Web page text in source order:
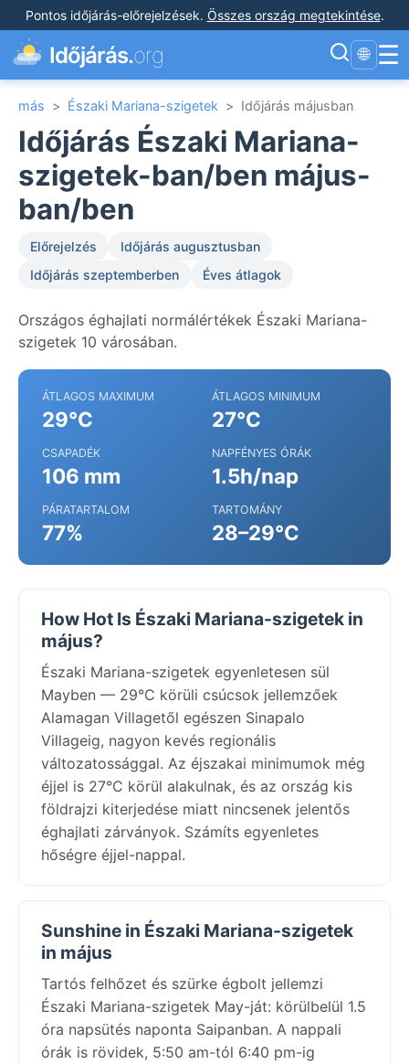
Pontos időjárás-előrejelzések. Összes ország megtekintése.
Időjárás.org 🌐 ☰
más > Északi Mariana-szigetek > Időjárás májusban
Időjárás Északi Mariana-
szigetek-ban/ben május-
ban/ben
Előrejelzés
Időjárás augusztusban
Időjárás szeptemberben
Éves átlagok
Országos éghajlati normálértékek Északi Mariana-
szigetek 10 városában.
ÁTLAGOS MAXIMUM
29°C
ÁTLAGOS MINIMUM
27°C
CSAPADÉK
106 mm
NAPFÉNYES ÓRÁK
1.5h/nap
PÁRATARTALOM
77%
TARTOMÁNY
28–29°C
How Hot Is Északi Mariana-szigetek in
május?
Északi Mariana-szigetek egyenletesen sül
Mayben — 29°C körüli csúcsok jellemzőek
Alamagan Villagetől egészen Sinapalo
Villageig, nagyon kevés regionális
változatossággal. Az éjszakai minimumok még
éjjel is 27°C körül alakulnak, és az ország kis
földrajzi kiterjedése miatt nincsenek jelentős
éghajlati zárványok. Számíts egyenletes
hőségre éjjel-nappal.
Sunshine in Északi Mariana-szigetek
in május
Tartós felhőzet és szürke égbolt jellemzi
Északi Mariana-szigetek May-ját: körülbelül 1.5
óra napsütés naponta Saipanban. A nappali
órák is rövidek, 5:50 am-tól 6:40 pm-ig